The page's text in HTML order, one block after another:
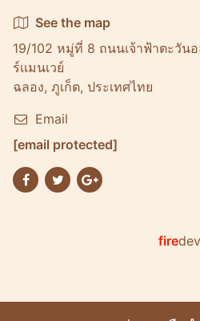
See the map
19/102 หมู่ที่ 8 ถนนเจ้าฟ้าตะวัน
ร์เเมนเวย์
ฉลอง, ภูเก็ต, ประเทศไทย
Email
[email protected]
firedev